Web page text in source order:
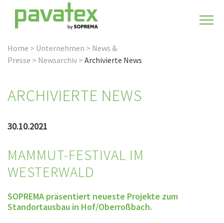
Home > Unternehmen > News &
Presse > Newsarchiv > Archivierte News
ARCHIVIERTE NEWS
30.10.2021
MAMMUT-FESTIVAL IM
WESTERWALD
SOPREMA präsentiert neueste Projekte zum
Standortausbau in Hof/Oberroßbach.